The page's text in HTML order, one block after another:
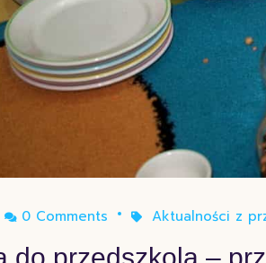
0 Comments Aktualności z
do przedszkola –